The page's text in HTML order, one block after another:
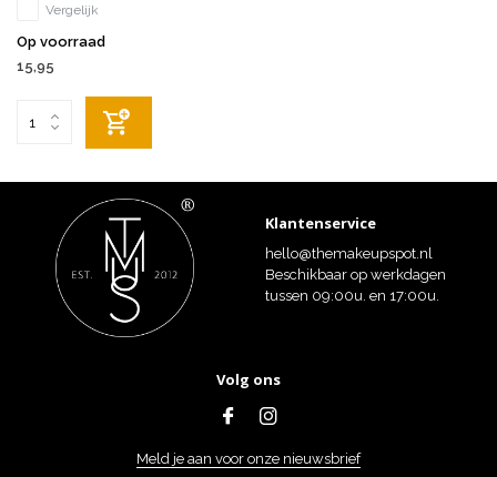
Vergelijk
Op voorraad
15,95
Klantenservice
hello@themakeupspot.nl
Beschikbaar op werkdagen
tussen 09:00u. en 17:00u.
Volg ons
Meld je aan voor onze nieuwsbrief